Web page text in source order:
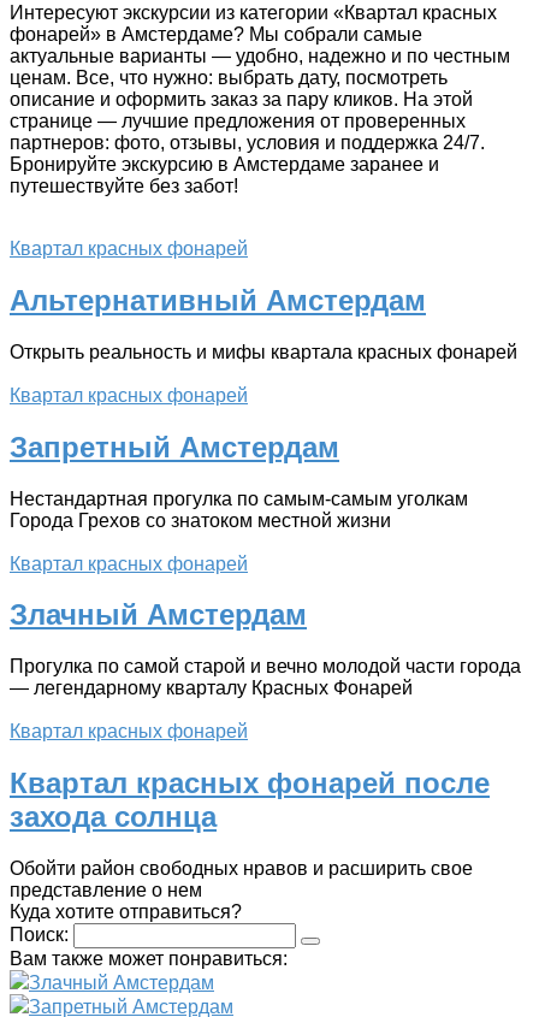
Интересуют экскурсии из категории «Квартал красных
фонарей» в Амстердаме? Мы собрали самые
актуальные варианты — удобно, надежно и по честным
ценам. Все, что нужно: выбрать дату, посмотреть
описание и оформить заказ за пару кликов. На этой
странице — лучшие предложения от проверенных
партнеров: фото, отзывы, условия и поддержка 24/7.
Бронируйте экскурсию в Амстердаме заранее и
путешествуйте без забот!
Квартал красных фонарей
Альтернативный Амстердам
Открыть реальность и мифы квартала красных фонарей
Квартал красных фонарей
Запретный Амстердам
Нестандартная прогулка по самым-самым уголкам
Города Грехов со знатоком местной жизни
Квартал красных фонарей
Злачный Амстердам
Прогулка по самой старой и вечно молодой части города
— легендарному кварталу Красных Фонарей
Квартал красных фонарей
Квартал красных фонарей после
захода солнца
Обойти район свободных нравов и расширить свое
представление о нем
Куда хотите отправиться?
Поиск:
Вам также может понравиться:
Злачный Амстердам
Запретный Амстердам